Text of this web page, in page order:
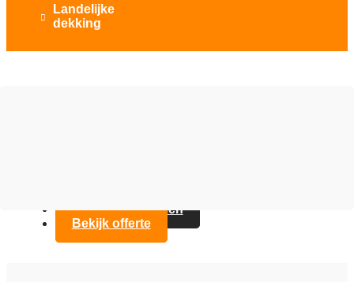

Landelijke
dekking
Contact opnemen
Bekijk offerte